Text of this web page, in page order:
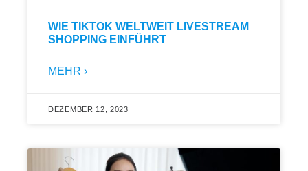
WIE TIKTOK WELTWEIT LIVESTREAM
SHOPPING EINFÜHRT
MEHR ›
DEZEMBER 12, 2023